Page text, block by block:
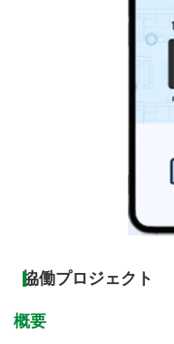
協働プロジェクト
概要